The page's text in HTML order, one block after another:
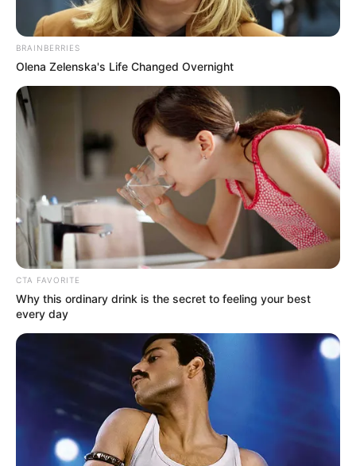
ΛΙΓΑ ΛΟΓΙΑ ΓΙΑ ΜΕΝΑ
Πέμπτη, 22 Οκτωβρίου 2020, 20:06
ΓΕΙΑ ΣΑΣ….ΚΑΛΩΣ ΗΛΘΑΤΕ ΣΤΗΝ ΙΣΤΟΣΕΛΙΔΑ...
BRAINBERRIES
Olena Zelenska's Life Changed Overnight
CTA FAVORITE
Why this ordinary drink is the secret to feeling your best
every day